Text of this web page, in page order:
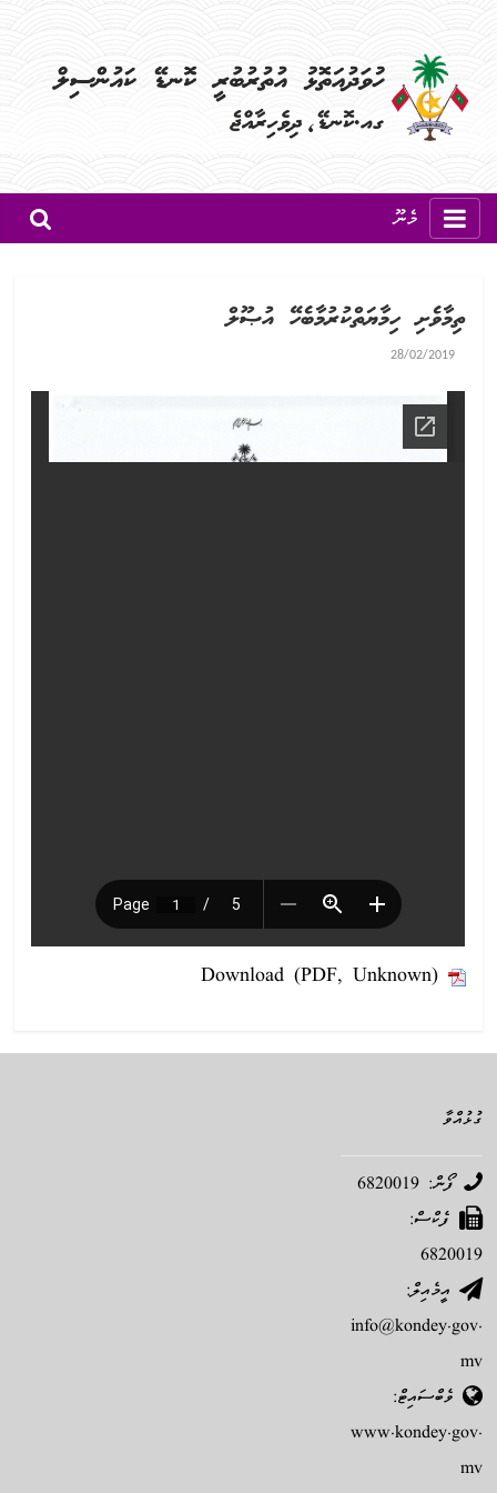
މެނޫ
ތިމާވެށި ހިމާޔަތްކުރުމާބެހޭ އުޞޫލް
28/02/2019
Download (PDF, Unknown)
ގުޅުއްވާ
ފޯން: 6820019
ފެކްސް:
6820019
އީމެއިލް:
info@kondey.gov.
mv
ވެބްސައިޓް:
www.kondey.gov.
mv